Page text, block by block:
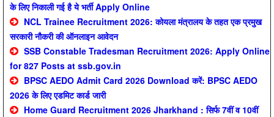
के लिए निकाली गई है ये भर्ती Apply Online
NCL Trainee Recruitment 2026: कोयला मंत्रालय के तहत एक प्रमुख
सरकारी नौकरी की ऑनलाइन आवेदन
SSB Constable Tradesman Recruitment 2026: Apply Online
for 827 Posts at ssb.gov.in
BPSC AEDO Admit Card 2026 Download करें: BPSC AEDO
2026 के लिए एडमिट कार्ड जारी
Home Guard Recruitment 2026 Jharkhand : सिर्फ 7वीं व 10वीं